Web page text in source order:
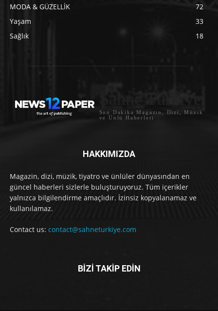
MODA & GÜZELLİK
72
Yaşam
33
Sağlık
18
Sahne Türkiye
Son Dakika Magazin, Dizi, Müzik
ve Ünlü Haberleri
HAKKIMIZDA
Magazin, dizi, müzik, tiyatro ve ünlüler dünyasından en
güncel haberleri sizlerle buluşturuyoruz. Tüm içerikler
yalnızca bilgilendirme amaçlıdır. İzinsiz kopyalanamaz ve
kullanılamaz.
Contact us: contact@sahneturkiye.com
BİZİ TAKİP EDİN